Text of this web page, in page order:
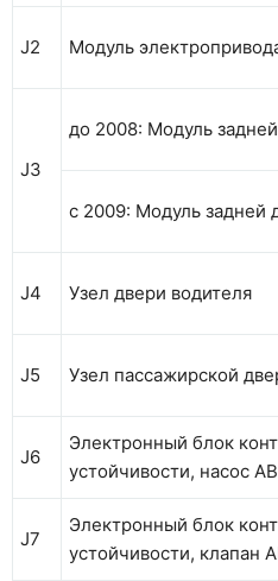
J2 Модуль
J3
до 2008: Модуль
с 2009: Модуль задней
J4 Узел двери водителя
J5 Узел пассажирской
J6
Электронный блок
устойчивости, насос
J7
Электронный блок
устойчивости, клапан